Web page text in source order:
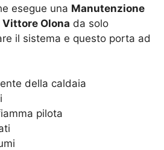
esegue una Manutenzione
Vittore Olona da solo
il sistema e questo porta ad
della caldaia
pilota